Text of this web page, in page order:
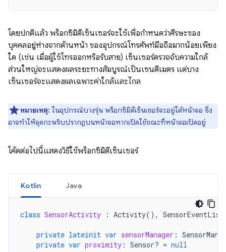
โดยปกติแล้ว พร็อกซิมิตีเซ็นเซอร์จะใช้เพื่อกำหนดว่าศีรษะของ
บุคคลอยู่ห่างจากด้านหน้า ของอุปกรณ์โทรศัพท์มือถือมากน้อยเพียง
ใด (เช่น เมื่อผู้ใช้โทรออกหรือรับสาย) เซ็นเซอร์ตรวจจับความใกล้
ส่วนใหญ่จะแสดงผลระยะทางสัมบูรณ์เป็นเซนติเมตร แต่บาง
เซ็นเซอร์จะแสดงผลเฉพาะค่าใกล้และไกล
หมายเหตุ: ในอุปกรณ์บางรุ่น พร็อกซิมิตีเซ็นเซอร์จะอยู่ใต้หน้าจอ ซึ่ง
อาจทำให้จุดกะพริบปรากฏบนหน้าจอหากเปิดใช้ขณะที่หน้าจอเปิดอยู่
โค้ดต่อไปนี้แสดงวิธีใช้พร็อกซิมิตีเซ็นเซอร์
Kotlin Java
class SensorActivity : Activity(),
private lateinit var sensorManager :
private var proximity : Sensor? = null